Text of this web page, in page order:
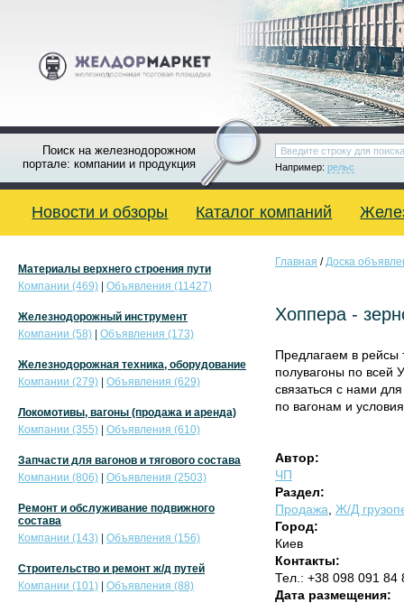
Поиск на железнодорожном
портале: компании и продукция
Например: рельс
Новости и обзоры Каталог компаний
Главная /Доска
Хоппера -
Предлагаем в рейсы
полувагоны по всей
связаться с нами
по вагонам и
Автор:
ЧП
Раздел:
Продажа Ж/Д
Город:
Киев
Контакты:
Тел.: +38 098 091
Дата размещения:
Материалы верхнего строения пути
Компании (469)
Объявления (11427)
Железнодорожный инструмент
Компании (58)
Объявления (173)
Железнодорожная техника, оборудование
Компании (279)
Объявления (629)
Локомотивы, вагоны (продажа и аренда)
Компании (355)
Объявления (610)
Запчасти для вагонов и тягового состава
Компании (806)
Объявления (2503)
Ремонт и обслуживание подвижного
состава
Компании (143)
Объявления (156)
Строительство и ремонт ж/д путей
Компании (101)
Объявления (88)